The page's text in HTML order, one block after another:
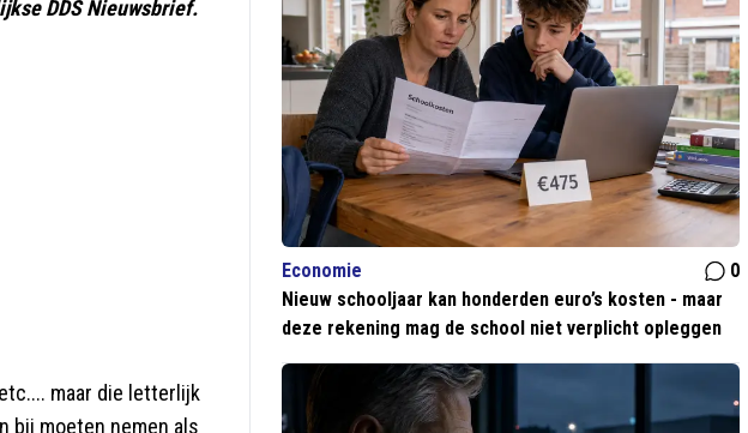
DDS Nieuwsbrief.
maar die letterlijk
bij moeten nemen als
Economie
0
Nieuw schooljaar kan honderden euro’s kosten - maar
deze rekening mag de school niet verplicht opleggen